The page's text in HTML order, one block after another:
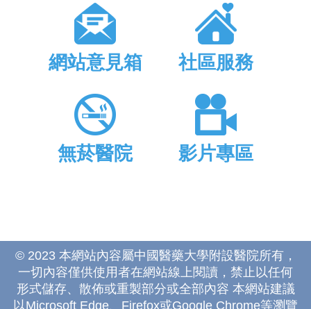
網站意見箱 社區服務
無菸醫院 影片專區
© 2023 本網站內容屬中國醫藥大學附設醫院所有，
一切內容僅供使用者在網站線上閱讀，禁止以任何
形式儲存、散佈或重製部分或全部內容 本網站建議
以Microsoft Edge、Firefox或Google Chrome等瀏覽